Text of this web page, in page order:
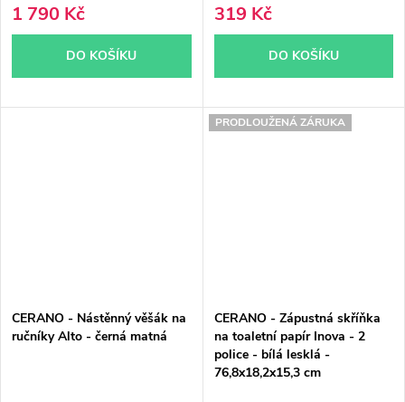
1 790 Kč
DO KOŠÍKU
319 Kč
DO KOŠÍKU
CERANO - Nástěnný věšák na
ručníky Alto - černá matná
PRODLOUŽENÁ ZÁRUKA
CERANO - Zápustná skříňka
na toaletní papír Inova - 2
police - bílá lesklá -
76,8x18,2x15,3 cm